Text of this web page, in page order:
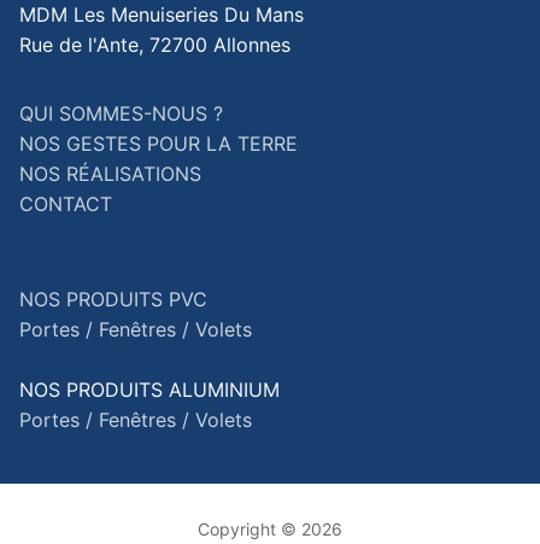
MDM Les Menuiseries Du Mans
Rue de l'Ante, 72700 Allonnes
QUI SOMMES-NOUS ?
NOS GESTES POUR LA TERRE
NOS RÉALISATIONS
CONTACT
NOS PRODUITS PVC
Portes / Fenêtres / Volets
NOS PRODUITS ALUMINIUM
Portes / Fenêtres / Volets
Copyright © 2026